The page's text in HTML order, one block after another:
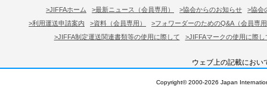
>JIFFAホーム >最新ニュース（会員専用） >協会からのお知らせ
>協会
>利用運送申請案内
>資料（会員専用）
>フォワーダーのためのQ&A（会員専
>JIFFA制定運送関連書類等の使用に際して
>JIFFAマークの使用に際し
ウェブ上の記載におい
Copyright© 2000-2026 Japan